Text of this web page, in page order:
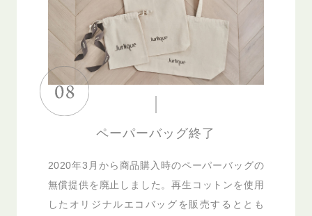
ペーパーバッグ終了
2020年3月から商品購入時のペーパーバッグの
無償提供を廃止しました。再生コットンを使用
したオリジナルエコバッグを販売するととも